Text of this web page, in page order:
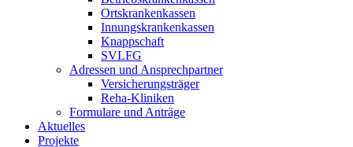
Ortskrankenkassen
Innungskrankenkassen
Knappschaft
SVLFG
Adressen und Ansprechpartner
Versicherungsträger
Reha-Kliniken
Formulare und Anträge
Aktuelles
Projekte